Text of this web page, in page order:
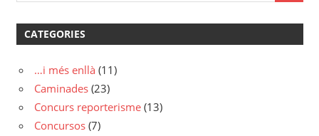
CATEGORIES
…i més enllà (11)
Caminades (23)
Concurs reporterisme (13)
Concursos (7)